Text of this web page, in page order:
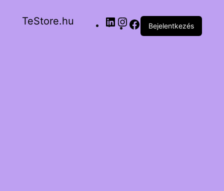
TeStore.hu Bejelentkezés